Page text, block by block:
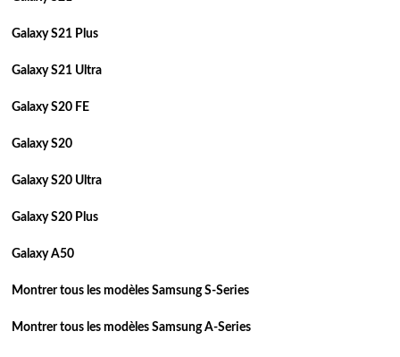
Galaxy S21 Plus
Galaxy S21 Ultra
Galaxy S20 FE
Galaxy S20
Galaxy S20 Ultra
Galaxy S20 Plus
Galaxy A50
Montrer tous les modèles Samsung S-Series
Montrer tous les modèles Samsung A-Series